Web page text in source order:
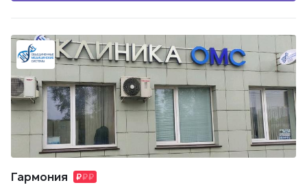
Гармония